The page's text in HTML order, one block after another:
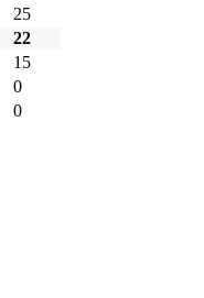
25
22
15
0
0